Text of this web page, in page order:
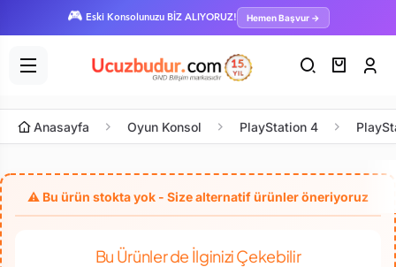
🎮 Eski Konsolunuzu BİZ ALIYORUZ! Hemen Başvur →
Anasayfa Oyun Konsol PlayStation 4
Bu Ürünler de İlginizi Çekebilir